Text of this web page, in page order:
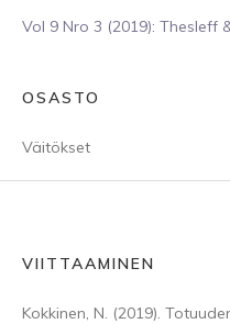
Vol 9 Nro 3 (2019): Thesleff
OSASTO
Väitökset
VIITTAAMINEN
Kokkinen, N. (2019).